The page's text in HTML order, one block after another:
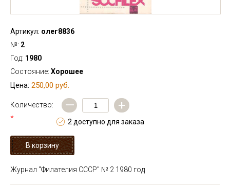
Артикул: олег8836
№: 2
Год: 1980
Состояние: Хорошее
Цена: 250,00 руб.
Количество:
*
— +
2 доступно для заказа
Журнал "Филателия СССР" № 2 1980 год